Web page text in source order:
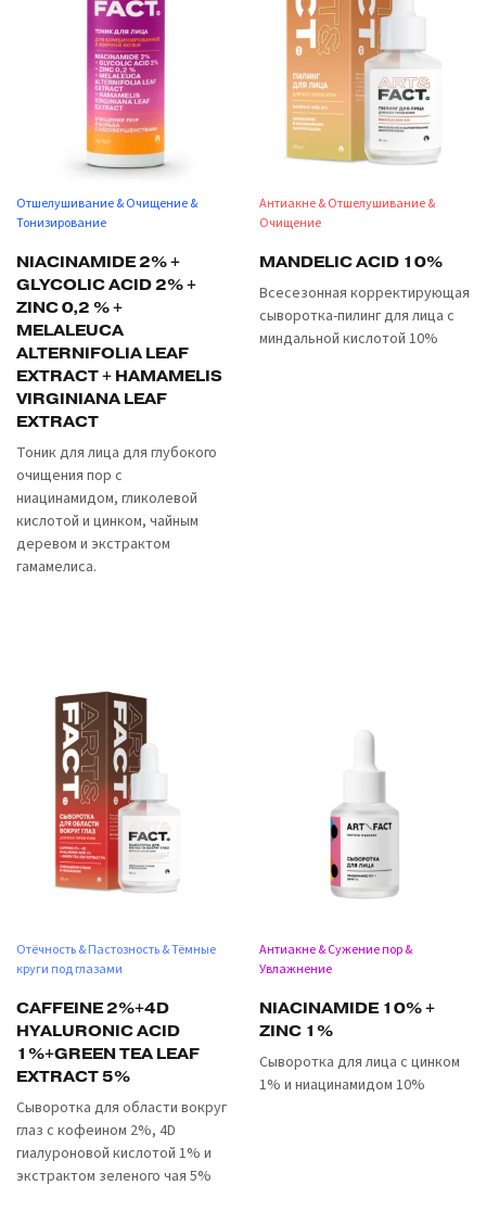
Отшелушивание & Очищение &
Тонизирование
NIACINAMIDE 2% +
GLYCOLIC ACID 2% +
ZINC 0,2 % +
MELALEUCA
ALTERNIFOLIA LEAF
EXTRACT + HAMAMELIS
VIRGINIANA LEAF
EXTRACT
Тоник для лица для глубокого
очищения пор с
ниацинамидом, гликолевой
кислотой и цинком, чайным
деревом и экстрактом
гамамелиса.
Антиакне & Отшелушивание &
Очищение
MANDELIC ACID 10%
Всесезонная корректирующая
сыворотка-пилинг для лица с
миндальной кислотой 10%
Отёчность & Пастозность & Тёмные
круги под глазами
CAFFEINE 2%+4D
HYALURONIC ACID
1%+GREEN TEA LEAF
EXTRACT 5%
Сыворотка для области вокруг
глаз с кофеином 2%, 4D
гиалуроновой кислотой 1% и
экстрактом зеленого чая 5%
Антиакне & Сужение пор &
Увлажнение
NIACINAMIDE 10% +
ZINC 1%
Сыворотка для лица с цинком
1% и ниацинамидом 10%